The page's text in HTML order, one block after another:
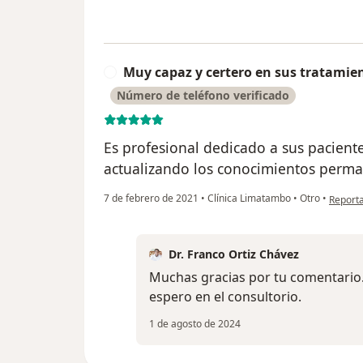
Muy capaz y certero en sus
Número de teléfono verificado
Es profesional dedicado a sus
actualizando los conocimientos
7 de febrero de 2021 • Clínica Limatambo • Otro • en
Dr. Franco Ortiz Chávez
Muchas gracias por tu
espero en el consultorio.
1 de agosto de 2024